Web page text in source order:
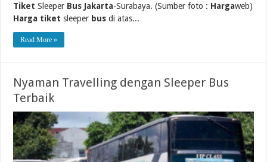
Tiket Sleeper Bus Jakarta-Surabaya. (Sumber foto : Hargaweb)
Harga tiket sleeper bus di atas...
Read More »
Nyaman Travelling dengan Sleeper Bus
Terbaik